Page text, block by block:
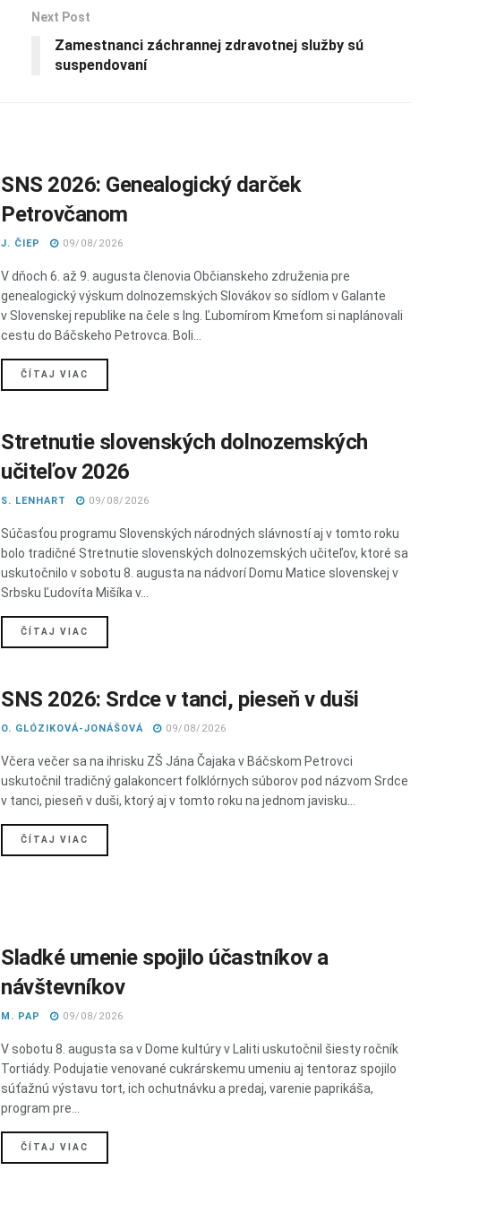
Next Post
Zamestnanci záchrannej zdravotnej služby sú
suspendovaní
SNS 2026: Genealogický darček
Petrovčanom
J. ČIEP 09/08/2026
V dňoch 6. až 9. augusta členovia Občianskeho združenia pre
genealogický výskum dolnozemských Slovákov so sídlom v Galante
v Slovenskej republike na čele s Ing. Ľubomírom Kmeťom si naplánovali
cestu do Báčskeho Petrovca. Boli...
ČÍTAJ VIAC
Stretnutie slovenských dolnozemských
učiteľov 2026
S. LENHART 09/08/2026
Súčasťou programu Slovenských národných slávností aj v tomto roku
bolo tradičné Stretnutie slovenských dolnozemských učiteľov, ktoré sa
uskutočnilo v sobotu 8. augusta na nádvorí Domu Matice slovenskej v
Srbsku Ľudovíta Mišíka v...
ČÍTAJ VIAC
SNS 2026: Srdce v tanci, pieseň v duši
O. GLÓZIKOVÁ-JONÁŠOVÁ 09/08/2026
Včera večer sa na ihrisku ZŠ Jána Čajaka v Báčskom Petrovci
uskutočnil tradičný galakoncert folklórnych súborov pod názvom Srdce
v tanci, pieseň v duši, ktorý aj v tomto roku na jednom javisku...
ČÍTAJ VIAC
Sladké umenie spojilo účastníkov a
návštevníkov
M. PAP 09/08/2026
V sobotu 8. augusta sa v Dome kultúry v Laliti uskutočnil šiesty ročník
Tortiády. Podujatie venované cukrárskemu umeniu aj tentoraz spojilo
súťažnú výstavu tort, ich ochutnávku a predaj, varenie paprikáša,
program pre...
ČÍTAJ VIAC